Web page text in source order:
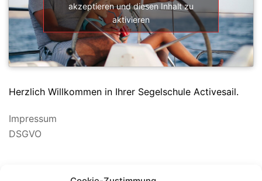
akzeptieren und diesen Inhalt zu
aktivieren
Herzlich Willkommen in Ihrer Segelschule Activesail.
Impressum
DSGVO